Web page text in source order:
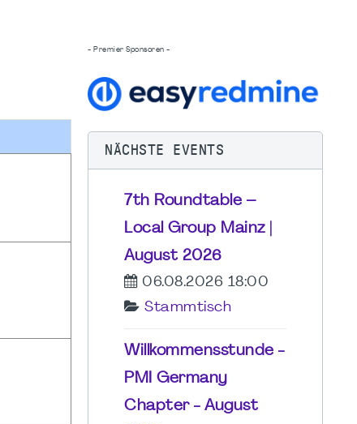
- Premier Sponsoren -
NÄCHSTE EVENTS
7th Roundtable –
Local Group Mainz |
August 2026
06.08.2026 18:00
Stammtisch
Willkommensstunde -
PMI Germany
Chapter - August